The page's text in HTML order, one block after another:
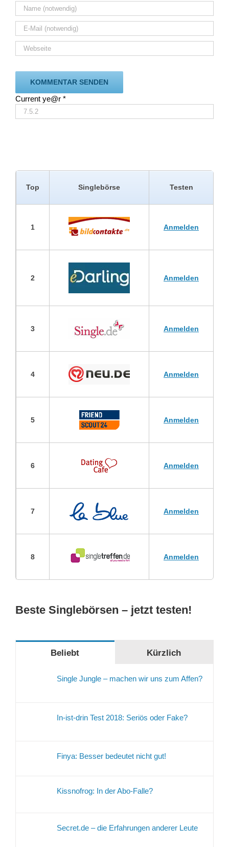
Current ye@r *
Top Singlebörse Testen
1 Anmelden
2 Anmelden
3 Anmelden
4 Anmelden
5 Anmelden
6 Anmelden
7 Anmelden
8 Anmelden
Beste Singlebörsen – jetzt testen!
Beliebt Kürzlich
Single Jungle – machen wir uns zum Affen?
In-ist-drin Test 2018: Seriös oder Fake?
Finya: Besser bedeutet nicht gut!
Kissnofrog: In der Abo-Falle?
Secret.de – die Erfahrungen anderer Leute